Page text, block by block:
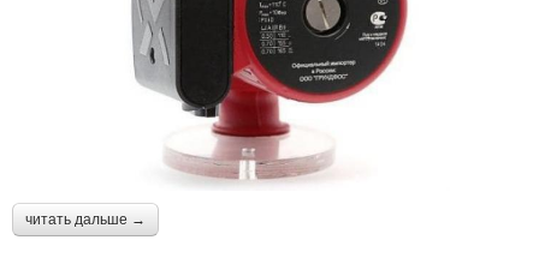
читать дальше →